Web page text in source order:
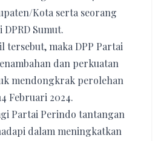
Kota serta seorang
Sumut.
tersebut, maka DPP Partai
dan perkuatan
mendongkrak perolehan
Februari 2024.
Partai Perindo tantangan
dalam meningkatkan